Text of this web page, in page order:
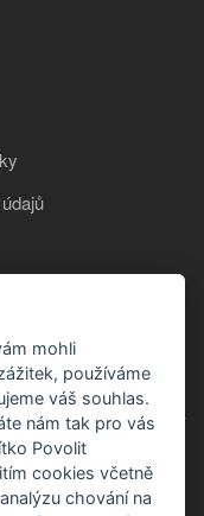
850 465
mohli
používáme
váš souhlas.
nám tak pro vás
Povolit
cookies včetně
chování na